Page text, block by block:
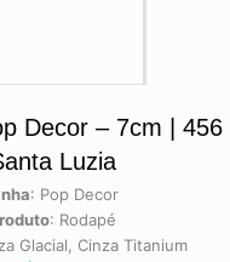
Decor – 7cm | 456
Luzia
: Pop Decor
: Rodapé
Glacial, Cinza Titanium